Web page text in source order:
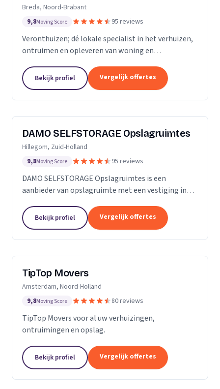
Breda, Noord-Brabant
9,8Moving Score 95 reviews
Veronthuizen; dé lokale specialist in het verhuizen,
ontruimen en opleveren van woning en
partner. Klanttevredenheid en een zorgeloze service
staat...
Bekijk profiel Vergelijk offertes
DAMO SELFSTORAGE Opslagruimtes
Hillegom, Zuid-Holland
9,8Moving Score 95 reviews
DAMO SELFSTORAGE Opslagruimtes is een
aanbieder van opslagruimte met een vestiging in
Bekijk profiel Vergelijk offertes
TipTop Movers
Amsterdam, Noord-Holland
9,8Moving Score 80 reviews
TipTop Movers voor al uw verhuizingen,
ontruimingen en opslag.
Bekijk profiel Vergelijk offertes